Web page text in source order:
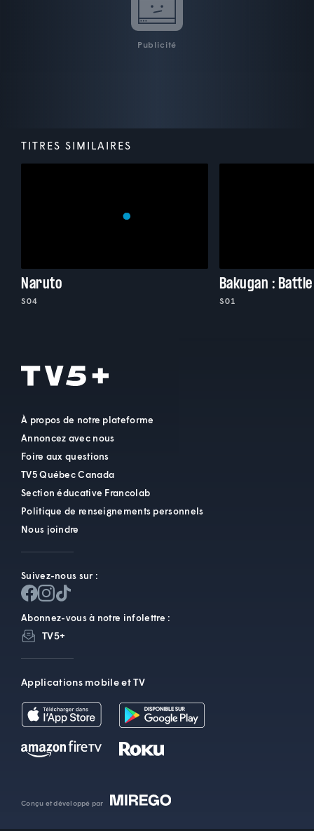
Publicité
TITRES SIMILAIRES
Naruto
S04
Bakugan :
S01
À propos de notre plateforme
Annoncez avec nous
Foire aux questions
TV5 Québec Canada
Section éducative Francolab
Politique de renseignements personnels
Nous joindre
Suivez-nous sur :
Abonnez-vous à notre infolettre :
TV5+
Applications mobile et TV
Conçu et développé par